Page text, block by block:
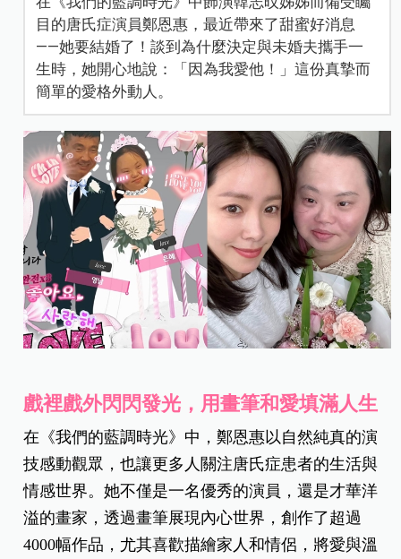
目的唐氏症演員鄭恩惠，最近帶來了甜蜜好消息
——她要結婚了！談到為什麼決定與未婚夫攜手一
生時，她開心地說：「因為我愛他！」這份真摯而
簡單的愛格外動人。
戲裡戲外閃閃發光，用畫筆和愛填滿人生
在《我們的藍調時光》中，鄭恩惠以自然純真的演
技感動觀眾，也讓更多人關注唐氏症患者的生活與
情感世界。她不僅是一名優秀的演員，還是才華洋
溢的畫家，透過畫筆展現內心世界，創作了超過
4000幅作品，尤其喜歡描繪家人和情侶，將愛與溫